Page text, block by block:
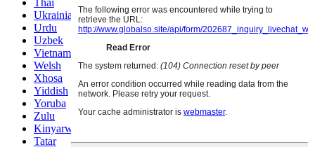
Thai
Ukrainian
Urdu
Uzbek
Vietnamese
Welsh
Xhosa
Yiddish
Yoruba
Zulu
Kinyarwanda
Tatar